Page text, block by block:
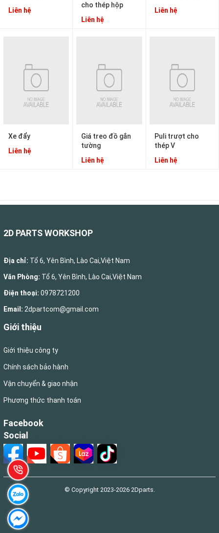
Liên hệ
cho thép hộp
Liên hệ
Liên hệ
Xe đẩy
Liên hệ
Giá treo đồ gắn
tường
Liên hệ
Puli trượt cho
thép V
Liên hệ
2D PARTS WORKSHOP
Địa chỉ: Tổ 6, Yên Bình, Lào Cai,Việt Nam
Văn Phòng: Tổ 6, Yên Bình, Lào Cai,Việt Nam
Điện thoại: 0978721200
Email: 2dpartcom@gmail.com
Giới thiệu
Giới thiệu công ty
Chính sách bảo hành
Vận chuyển & giao nhận
Phương thức thanh toán
Facebook
Social
© Copyright 2023-2026 2Dparts.